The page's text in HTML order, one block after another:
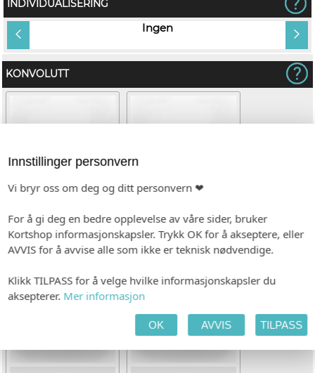
INDIVIDUALISERING
Ingen
KONVOLUTT
Hvit (C6)
(+kr 6,00)
Innstillinger personvern
Vi bryr oss om deg og ditt personvern ❤
For å gi deg en bedre opplevelse av våre sider, bruker
Kortshop informasjonskapsler. Trykk OK for å akseptere, eller
AVVIS for å avvise alle som ikke er teknisk nødvendige.
Klikk TILPASS for å velge hvilke informasjonskapsler du
aksepterer. Mer informasjon
OK AVVIS TILPASS